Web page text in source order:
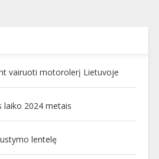
vairuoti motorolerį Lietuvoje
laiko 2024 metais
lentelę